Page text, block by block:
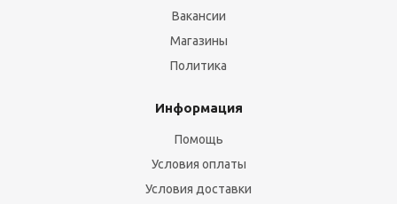
Вакансии
Магазины
Политика
Информация
Помощь
Условия оплаты
Условия доставки